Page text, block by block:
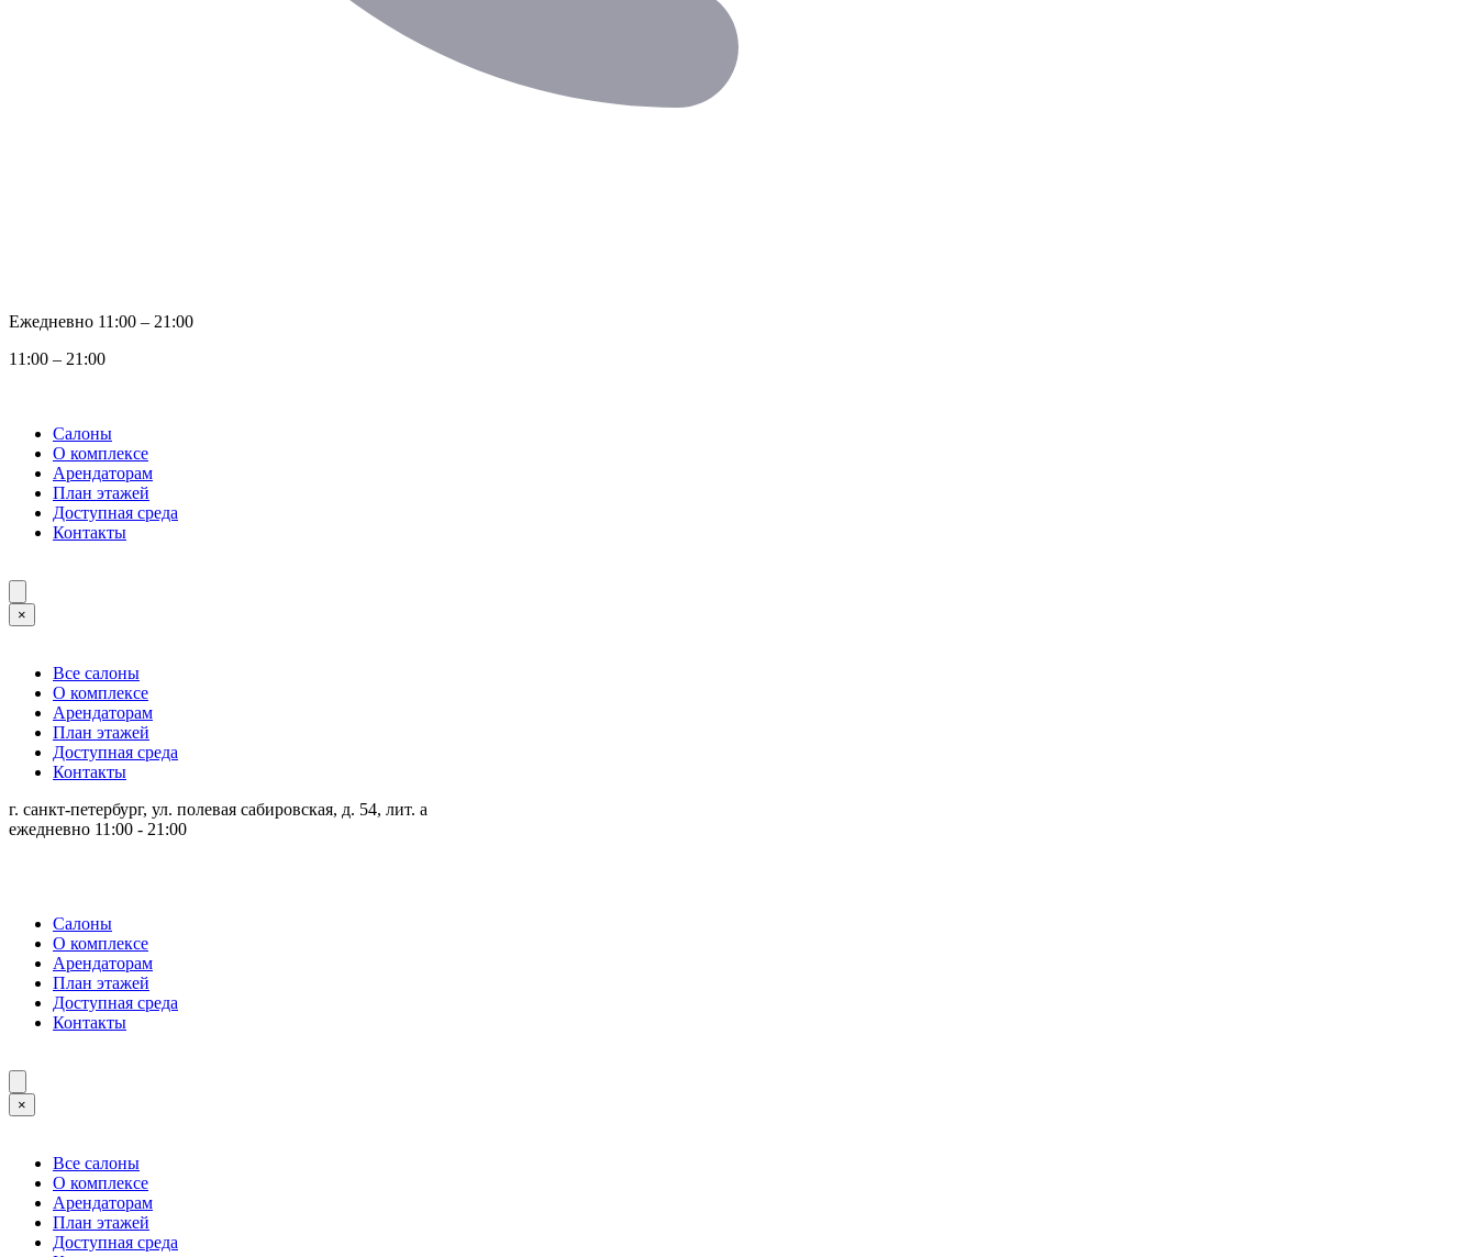
Ежедневно 11:00 ‒ 21:00
11:00 ‒ 21:00
Салоны
О комплексе
Арендаторам
План этажей
Доступная среда
Контакты
×
Все салоны
О комплексе
Арендаторам
План этажей
Доступная среда
Контакты
г. санкт-петербург, ул. полевая сабировская, д. 54, лит. а
ежедневно 11:00 - 21:00
Салоны
О комплексе
Арендаторам
План этажей
Доступная среда
Контакты
×
Все салоны
О комплексе
Арендаторам
План этажей
Доступная среда